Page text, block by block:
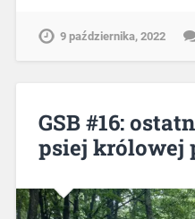
9 października, 2022
GSB #16:
psiej królowej